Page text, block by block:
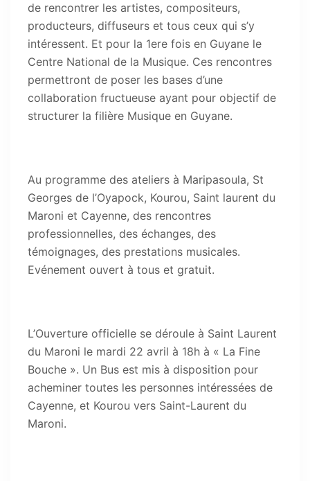
de rencontrer les artistes, compositeurs,
producteurs, diffuseurs et tous ceux qui s’y
intéressent. Et pour la 1ere fois en Guyane le
Centre National de la Musique. Ces rencontres
permettront de poser les bases d’une
collaboration fructueuse ayant pour objectif de
structurer la filière Musique en Guyane.
Au programme des ateliers à Maripasoula, St
Georges de l’Oyapock, Kourou, Saint laurent du
Maroni et Cayenne, des rencontres
professionnelles, des échanges, des
témoignages, des prestations musicales.
Evénement ouvert à tous et gratuit.
L’Ouverture officielle se déroule à Saint Laurent
du Maroni le mardi 22 avril à 18h à « La Fine
Bouche ». Un Bus est mis à disposition pour
acheminer toutes les personnes intéressées de
Cayenne, et Kourou vers Saint-Laurent du
Maroni.